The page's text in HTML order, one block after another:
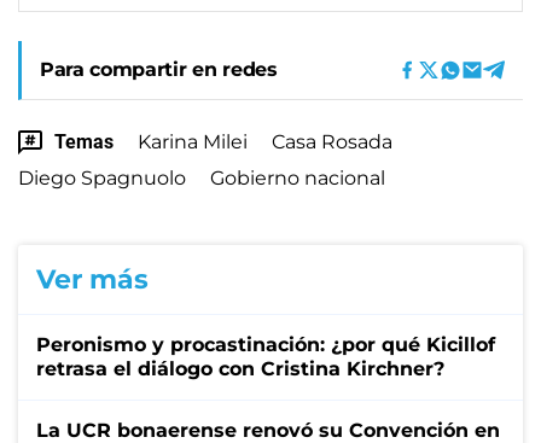
Para compartir en redes
Temas Karina Milei
Casa Rosada
Diego Spagnuolo
Gobierno nacional
Ver más
Peronismo y procastinación: ¿por qué Kicillof
retrasa el diálogo con Cristina Kirchner?
La UCR bonaerense renovó su Convención en